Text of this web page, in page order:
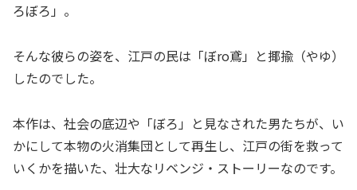
ろぼろ」。
そんな彼らの姿を、江戸の民は「ぼro鳶」と揶揄（やゆ）
したのでした。
本作は、社会の底辺や「ぼろ」と見なされた男たちが、い
かにして本物の火消集団として再生し、江戸の街を救って
いくかを描いた、壮大なリベンジ・ストーリーなのです。